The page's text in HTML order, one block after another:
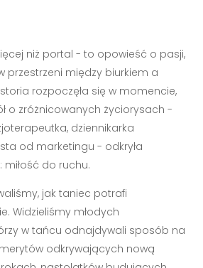
niż portal - to opowieść o pasji,
przestrzeni między biurkiem a
rozpoczęła się w momencie,
o zróżnicowanych życiorysach -
dziennikarka
od marketingu - odkryła
do ruchu.
jak taniec potrafi
Widzieliśmy młodych
w tańcu odnajdywali sposób na
odkrywających nową